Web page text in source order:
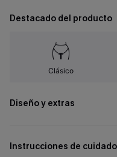
Destacado del producto
Clásico
Diseño y extras
Instrucciones de cuidado